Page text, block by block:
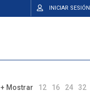
INICIAR SESIÓN
+ Mostrar 12 16 24 32